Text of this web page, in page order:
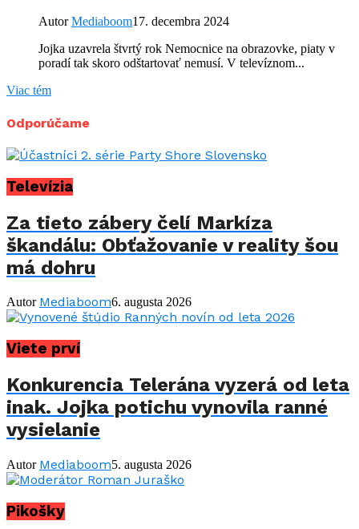
AutorMediaboom17. decembra 2024
Jojka uzavrela štvrtý rok Nemocnice na obrazovke, piaty v
poradí tak skoro odštartovať nemusí. V televíznom...
Viac tém
Odporúčame
Televízia
Za tieto zábery čelí Markíza
škandálu: Obťažovanie v reality šou
má dohru
Autor Mediaboom6. augusta 2026
Viete prví
Konkurencia Telerána vyzerá od leta
inak. Jojka potichu vynovila ranné
vysielanie
Autor Mediaboom5. augusta 2026
Pikošky